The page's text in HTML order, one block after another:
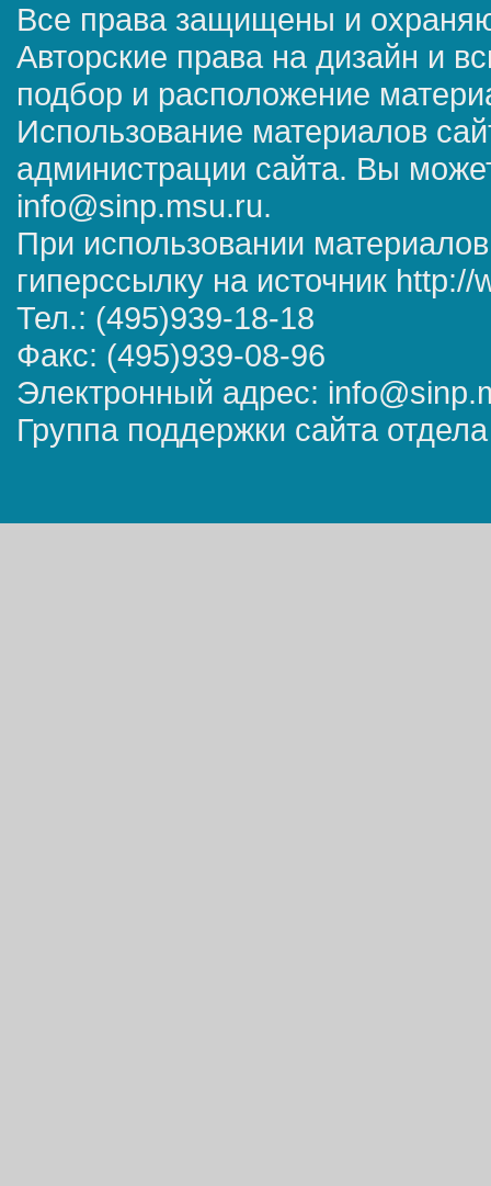
Все права защищены и
Авторские права на дизайн и
подбор и расположение
Использование материалов
администрации сайта. Вы
info@sinp.msu.ru.
При использовании
гиперссылку на источник
Тел.: (495)939-18-18
Факс: (495)939-08-96
Электронный адрес:
Группа поддержки сайта